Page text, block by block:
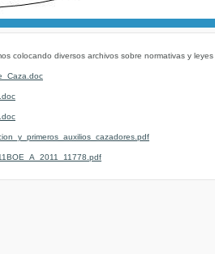
colocando diversos archivos sobre normativas y